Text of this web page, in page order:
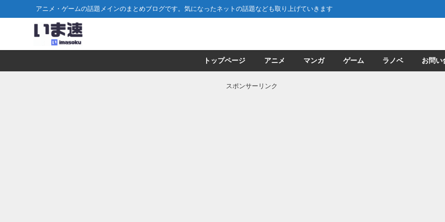
アニメ・ゲームの話題メインのまとめブログです。気になったネットの話題なども取り上げていきます
トップページ アニメ マンガ ゲーム ラノベ お問い
スポンサーリンク